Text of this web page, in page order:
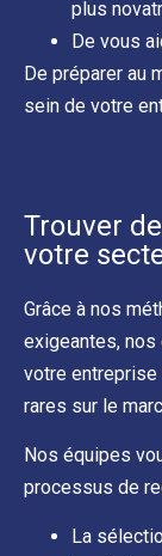
plus
De vous
De préparer au
sein de votre
Trouver
votre
Grâce à nos
exigeantes,
votre
rares sur le
Nos équipes
processus de
La